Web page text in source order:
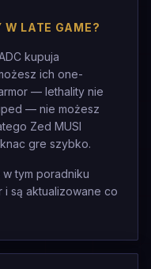
W LATE GAME?
kupuja
ich one-
— lethality nie
— nie możesz
Zed MUSI
gre szybko.
tym poradniku
są aktualizowane co